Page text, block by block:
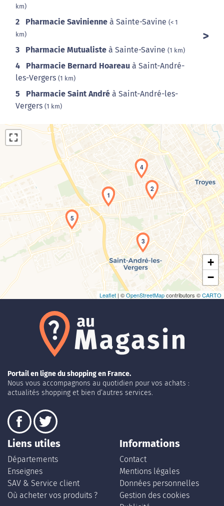
km)
2 Pharmacie Savinienne à Sainte-Savine (< 1
km)
3 Pharmacie Mutualiste à Sainte-Savine (1 km)
4 Pharmacie Bernard Hoareau à Saint-André-
les-Vergers (1 km)
5 Pharmacie Saint André à Saint-André-les-
Vergers (1 km)
Chargement de la carte en cours...
1
2
3
4
5
+
−
Leaflet | ©OpenStreetMapcontributors ©CARTO
Portail en ligne du shopping en France.
Nous vous accompagnons au quotidien pour vos achats :
actualités shopping et bien d’autres services.
Liens utiles
Départements
Enseignes
SAV & Service client
Où acheter vos produits ?
Informations
Contact
Mentions légales
Données personnelles
Gestion des cookies